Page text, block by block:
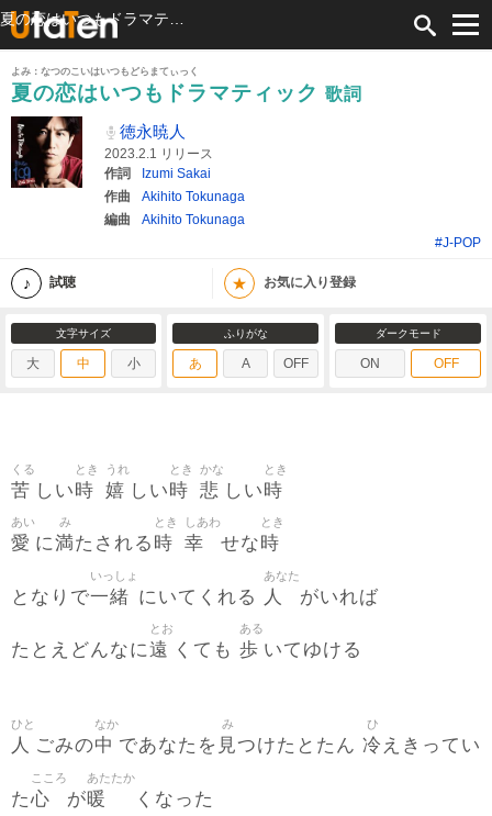
よみ：なつのこいはいつもどらまてぃっく
夏の恋はいつもドラマティック 歌詞
徳永暁人
2023.2.1 リリース
作詞
Izumi Sakai
作曲
Akihito Tokunaga
編曲
Akihito Tokunaga
#J-POP
試聴 ★ お気に入り登録
文字サイズ
大 中 小
ふりがな
あ A OFF
ダークモード
ON OFF
苦
くる
しい時
とき
嬉
うれ
しい時
とき
悲
かな
しい時
とき
愛
あい
に満
み
たされる 時
とき
幸
しあわ
せな時
とき
となりで一緒
いっしょ
にいてくれる 人
あなた
がいれば
たとえどんなに遠
とお
くても 歩
ある
いてゆける
人
ひと
ごみの中
なか
であなたを 見
み
つけたとたん 冷
ひ
えきってい
た心
こころ
が暖
あたたか
くなった